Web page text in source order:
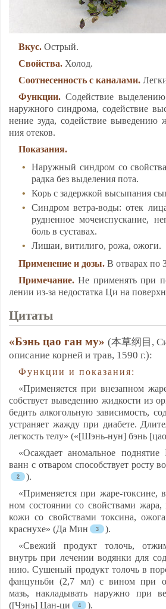
Вкус. Ост­рый.
Свой­ства. Хо­лод.
Со­от­не­сен­ность с ка­на­ла­ми.
Функ­ции. Со­дей­ствие
на­руж­но­го синд­ро­ма, со­дей­ствие
не­ние зу­да, со­дей­ствие вы­ве­де­нию
ния оте­ков.
По­ка­за­ния.
На­руж­ный синд­ром со
рад­ка без вы­де­ле­ния по­та.
Корь с за­держ­кой вы­сы­па­ния
Синд­ром вет­ра-во­ды: отек
руд­нен­ное мо­че­ис­пус­ка­ние,
боль в сус­та­вах.
Ли­шаи, ви­ти­ли­го, ро­жа, ожо­ги.
При­ме­не­ние и до­зы. В от­ва­рах по
При­ме­ча­ние. Не при­ме­нять при
ле­нии из-за не­дос­тат­ка Ци на
Ци­та­ты
«Бэнь цао ган му» (本草纲目,
опи­са­ние кор­ней и трав, 1590 г.):
Функ­ции и по­ка­за­ния:
«При­ме­ня­ет­ся при вне­зап­ном
собс­тву­ет вы­ве­де­нию жид­кос­ти из
бе­дить ал­ко­голь­ную за­ви­си­мость,
уст­ра­ня­ет жаж­ду при ди­абе­те.
лег­кость те­лу» («[Шэнь-нун] бэнь
«Осаж­да­ет ано­маль­ное
ванн с от­ва­ром спо­собс­тву­ет рос­ту
).
«При­ме­ня­ет­ся при жа­ре-ток­си­не,
ном сос­то­янии со свой­ства­ми жа­ра,
ко­жи со свой­ства­ми ток­си­на,
крас­ну­хе» (Да Мин
).
«Све­жий про­дукт то­лочь,
внутрь при ле­че­нии во­дян­ки для
нию. Су­ше­ный про­дукт то­лочь в
фан­цунь­би (2,7 мл) с ви­ном при
мазь, нак­ла­ды­вать на­руж­но при
([Чэнь] Цан-ци
).